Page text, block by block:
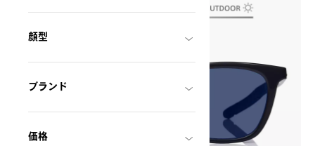
顔型
ブランド
価格